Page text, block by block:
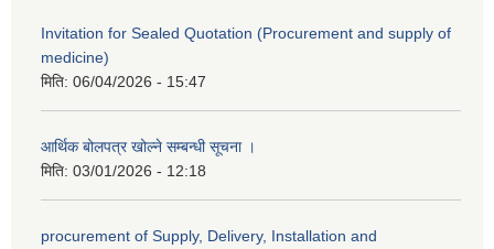
Invitation for Sealed Quotation (Procurement and supply of
medicine)
मिति: 06/04/2026 - 15:47
आर्थिक बोलपत्र खोल्ने सम्बन्धी सूचना ।
मिति: 03/01/2026 - 12:18
procurement of Supply, Delivery, Installation and